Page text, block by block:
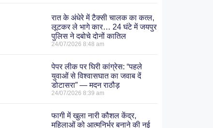
रात के अंधेरे में टैक्सी चालक का कत्ल,
लूटकर ले भागे कार… 24 घंटे में जयपुर
पुलिस ने दबोचे दोनों कातिल
24/07/20268:48 am
पेपर लीक पर घिरी कांग्रेस: “पहले
युवाओं से विश्वासघात का जवाब दें
डोटासरा” — मदन राठौड़
24/07/20268:39 am
फागी में खुला नारी कौशल केंद्र,
महिलाओं को आत्मनिर्भर बनाने की नई